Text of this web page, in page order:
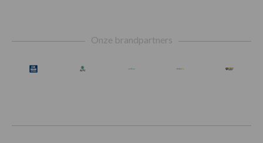
Onze brandpartners